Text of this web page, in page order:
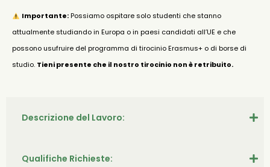
Importante:Possiamo ospitare solo studenti che stanno
attualmente studiando in Europa o in paesi candidati all’UE e che
possono usufruire del programma di tirocinio Erasmus+ o di borse di
studio. Tieni presente che il nostro tirocinio non è retribuito.
Descrizione del Lavoro:
Qualifiche Richieste: